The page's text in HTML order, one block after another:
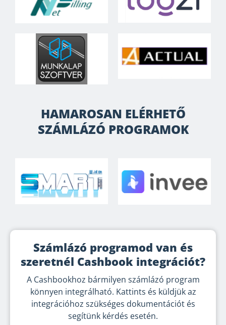
HAMAROSAN ELÉRHETŐ
SZÁMLÁZÓ PROGRAMOK
Számlázó programod van és
szeretnél Cashbook integrációt?
A Cashbookhoz bármilyen számlázó program
könnyen integrálható. Kattints és küldjük az
integrációhoz szükséges dokumentációt és
segítünk kérdés esetén.